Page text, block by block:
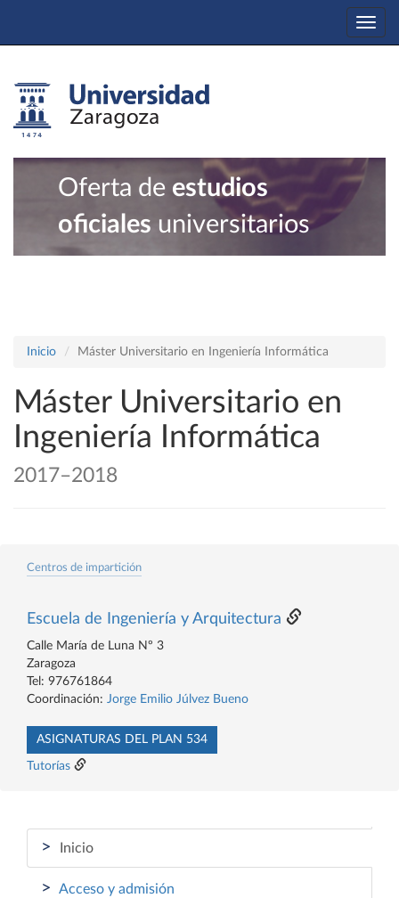
Oferta de estudios
oficiales universitarios
Inicio Máster Universitario en Ingeniería Informática
Máster Universitario en
Ingeniería Informática
2017–2018
Centros de impartición
Escuela de Ingeniería y Arquitectura
Calle María de Luna Nº 3
Zaragoza
Tel: 976761864
Coordinación: Jorge Emilio Júlvez Bueno
ASIGNATURAS DEL PLAN 534
Tutorías
> Inicio
> Acceso y admisión